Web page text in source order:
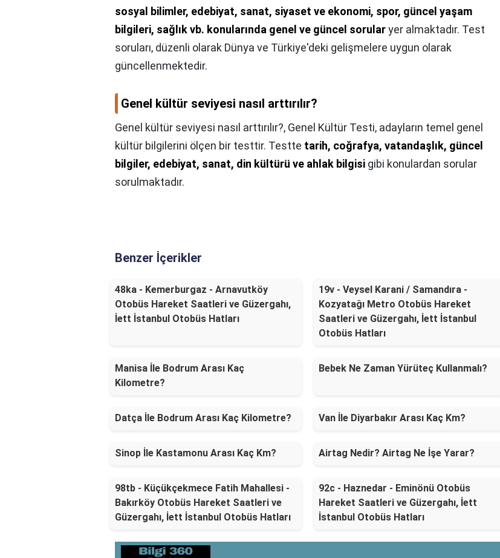
sosyal bilimler, edebiyat, sanat, siyaset ve ekonomi, spor, güncel yaşam
bilgileri, sağlık vb. konularında genel ve güncel sorularyer almaktadır. Test
soruları, düzenli olarak Dünya ve Türkiye'deki gelişmelere uygun olarak
güncellenmektedir.
Genel kültür seviyesi nasıl arttırılır?
Genel kültür seviyesi nasıl arttırılır?, Genel Kültür Testi, adayların temel genel
kültür bilgilerini ölçen bir testtir. Testte tarih, coğrafya, vatandaşlık, güncel
bilgiler, edebiyat, sanat, din kültürü ve ahlak bilgisi gibi konulardan sorular
sorulmaktadır.
Benzer İçerikler
48ka - Kemerburgaz - Arnavutköy
Otobüs Hareket Saatleri ve Güzergahı,
İett İstanbul Otobüs Hatları
19v - Veysel Karani / Samandıra -
Kozyatağı Metro Otobüs Hareket
Saatleri ve Güzergahı, İett İstanbul
Otobüs Hatları
Manisa İle Bodrum Arası Kaç
Kilometre?
Bebek Ne Zaman Yürüteç Kullanmalı?
Datça İle Bodrum Arası Kaç Kilometre? Van İle Diyarbakır Arası Kaç Km?
Sinop İle Kastamonu Arası Kaç Km? Airtag Nedir? Airtag Ne İşe Yarar?
98tb - Küçükçekmece Fatih Mahallesi -
Bakırköy Otobüs Hareket Saatleri ve
Güzergahı, İett İstanbul Otobüs Hatları
92c - Haznedar - Eminönü Otobüs
Hareket Saatleri ve Güzergahı, İett
İstanbul Otobüs Hatları